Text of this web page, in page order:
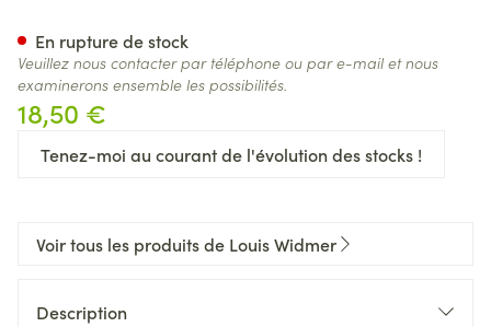
18,50 €
Tenez-moi au courant de l'évolution des stocks !
En rupture de stock
Veuillez nous contacter par téléphone ou par e-mail et nous
examinerons ensemble les possibilités.
Voir tous les produits de Louis Widmer
Description